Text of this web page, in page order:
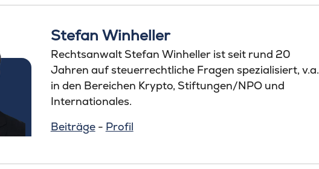
Stefan Winheller
Rechtsanwalt Stefan Winheller ist seit rund 20
Jahren auf steuerrechtliche Fragen spezialisiert, v.a.
in den Bereichen Krypto, Stiftungen/NPO und
Internationales.
Beiträge- Profil